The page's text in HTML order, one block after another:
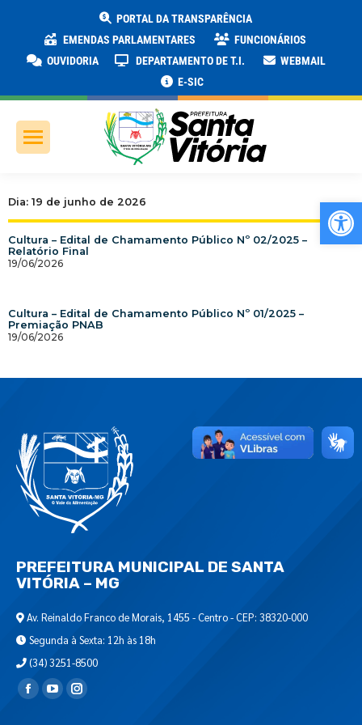
PORTAL DA TRANSPARÊNCIA
EMENDAS PARLAMENTARES
FUNCIONÁRIOS
OUVIDORIA
DEPARTAMENTO DE T.I.
WEBMAIL
E-SIC
Dia: 19 de junho de 2026
Cultura – Edital de Chamamento Público Nº 02/2025 –
Relatório Final
19/06/2026
Cultura – Edital de Chamamento Público Nº 01/2025 –
Premiação PNAB
19/06/2026
PREFEITURA MUNICIPAL DE SANTA
VITÓRIA – MG
Av. Reinaldo Franco de Morais, 1455 - Centro - CEP: 38320-000
Segunda à Sexta: 12h às 18h
(34) 3251-8500
Encontre-nos em: